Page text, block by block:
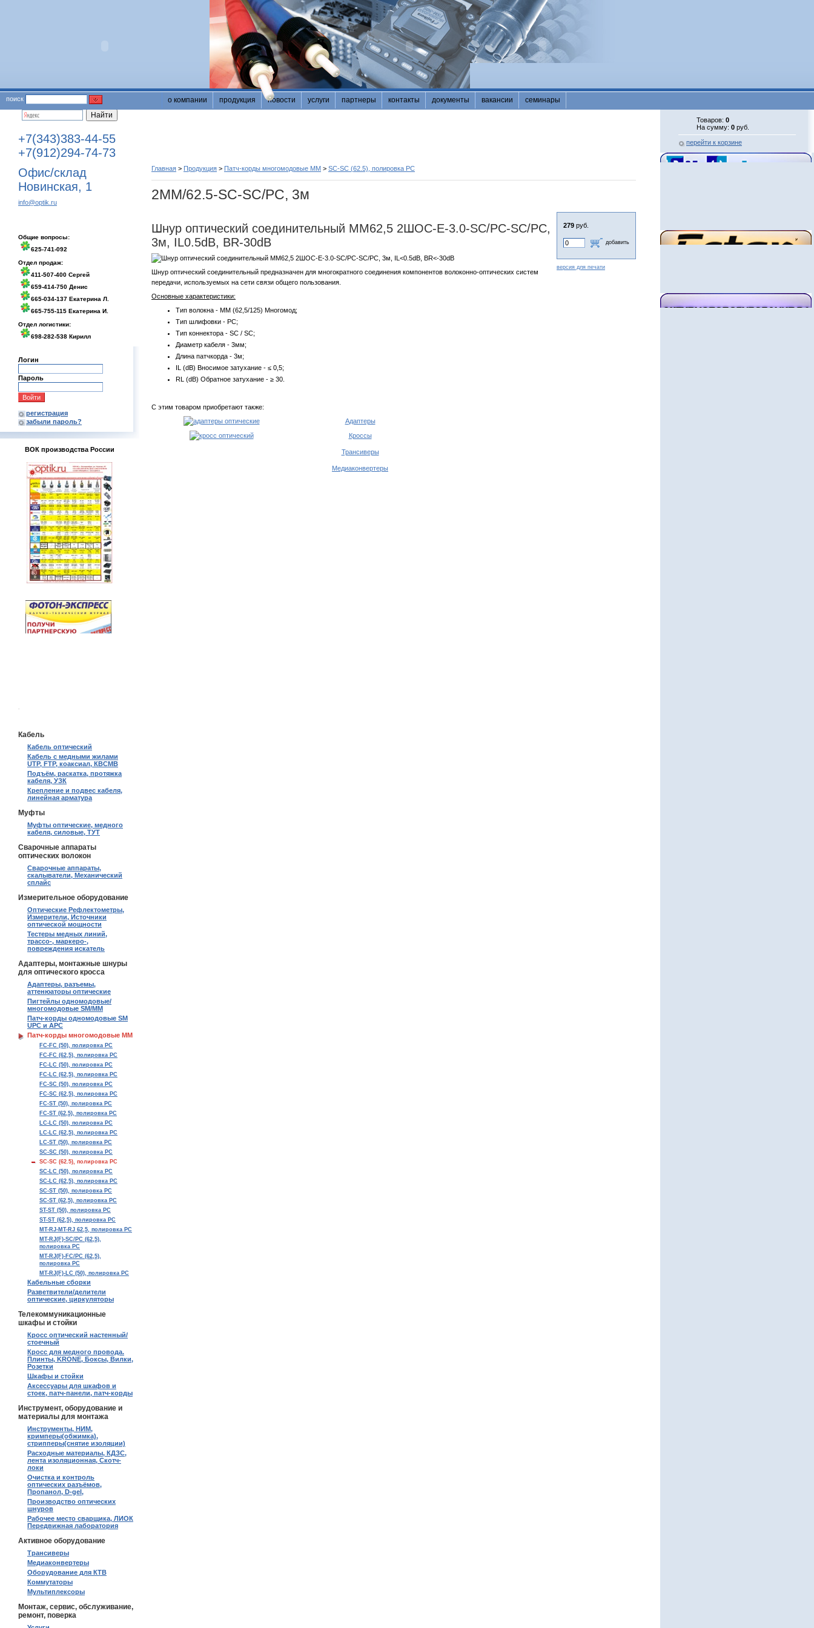
поиск о компании продукция новости услуги партнеры контакты документы вакансии семинары
+7(343)383-44-55
+7(912)294-74-73
Офис/склад
Новинская, 1
info@optik.ru
Общие вопросы:
625-741-092
Отдел продаж:
411-507-400 Сергей
659-414-750 Денис
665-034-137 Екатерина Л.
665-755-115 Екатерина И.
Отдел логистики:
698-282-538 Кирилл
Логин
Пароль
регистрация
забыли пароль?
ВОК производства России
.
Кабель
Кабель оптический
Кабель с медными жилами
UTP, FTP, коаксиал, КВСМВ
Подъём, раскатка, протяжка
кабеля, УЗК
Крепление и подвес кабеля,
линейная арматура
Муфты
Муфты оптические, медного
кабеля, силовые, ТУТ
Сварочные аппараты
оптических волокон
Сварочные аппараты,
скалыватели, Механический
сплайс
Измерительное оборудование
Оптические Рефлектометры,
Измерители, Источники
оптической мощности
Тестеры медных линий,
трассо-, маркеро-,
повреждения искатель
Адаптеры, монтажные шнуры
для оптического кросса
Адаптеры, разъемы,
аттенюаторы оптические
Пигтейлы одномодовые/
многомодовые SM/MM
Патч-корды одномодовые SM
UPC и APC
Патч-корды многомодовые MM
FC-FC (50), полировка PC
FC-FC (62,5), полировка PC
FC-LC (50), полировка PC
FC-LC (62,5), полировка PC
FC-SC (50), полировка PC
FC-SC (62,5), полировка PC
FC-ST (50), полировка PC
FC-ST (62,5), полировка PC
LC-LC (50), полировка PC
LC-LC (62,5), полировка PC
LC-ST (50), полировка PC
SC-SC (50), полировка PC
SC-SC (62.5), полировка PC
SC-LC (50), полировка PC
SC-LC (62,5), полировка PC
SC-ST (50), полировка PC
SC-ST (62,5), полировка PC
ST-ST (50), полировка PC
ST-ST (62,5), полировка PC
MT-RJ-MT-RJ 62,5, полировка PC
MT-RJ(F)-SC/PC (62,5),
полировка PC
MT-RJ(F)-FC/PC (62,5),
полировка PC
MT-RJ(F)-LC (50), полировка PC
Кабельные сборки
Разветвители/делители
оптические, циркуляторы
Телекоммуникационные
шкафы и стойки
Кросс оптический настенный/
стоечный
Кросс для медного провода.
Плинты, KRONE, Боксы, Вилки,
Розетки
Шкафы и стойки
Аксессуары для шкафов и
стоек, патч-панели, патч-корды
Инструмент, оборудование и
материалы для монтажа
Инструменты, НИМ,
кримперы(обжимка),
стрипперы(снятие изоляции)
Расходные материалы, КДЗС,
лента изоляционная, Скотч-
локи
Очистка и контроль
оптических разъёмов,
Пропанол, D-gel,
Производство оптических
шнуров
Рабочее место сварщика, ЛИОК
Передвижная лаборатория
Активное оборудование
Трансиверы
Медиаконвертеры
Оборудование для КТВ
Коммутаторы
Мультиплексоры
Монтаж, сервис, обслуживание,
ремонт, поверка
Главная > Продукция > Патч-корды многомодовые MM > SC-SC (62.5), полировка PC
2MM/62.5-SC-SC/PC, 3м
279 руб.
добавить
версия для печати
Шнур оптический соединительный MM62,5 2ШОС-Е-3.0-SC/PC-SC/PC,
3м, IL0.5dB, BR-30dB
Шнур оптический соединительный предназначен для многократного соединения компонентов волоконно-оптических систем
передачи, используемых на сети связи общего пользования.
Основные характеристики:
Тип волокна - MM (62,5/125) Многомод;
Тип шлифовки - PC;
Тип коннектора - SC / SC;
Диаметр кабеля - 3мм;
Длина патчкорда - 3м;
IL (dB) Вносимое затухание - ≤ 0,5;
RL (dB) Обратное затухание - ≥ 30.
С этим товаром приобретают также:
Адаптеры
Кроссы
Трансиверы
Медиаконвертеры
Товаров: 0
На сумму: 0 руб.
перейти к корзине